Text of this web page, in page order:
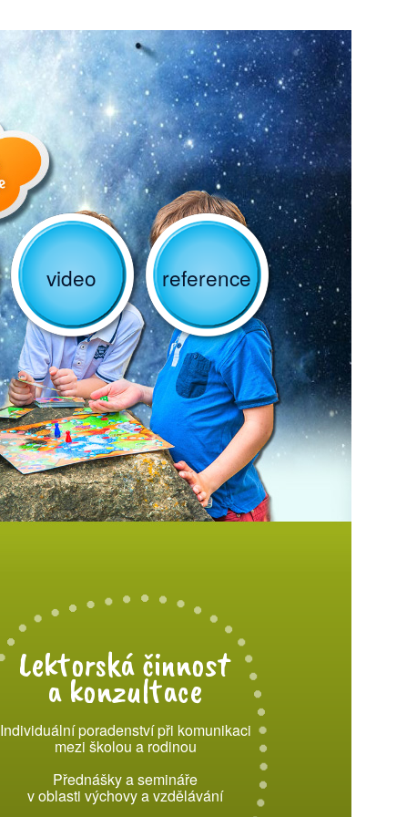
video reference
Lektorská činnost
a konzultace
Individuální poradenství při komunikaci
mezi školou a rodinou
Přednášky a semináře
v oblasti výchovy a vzdělávání